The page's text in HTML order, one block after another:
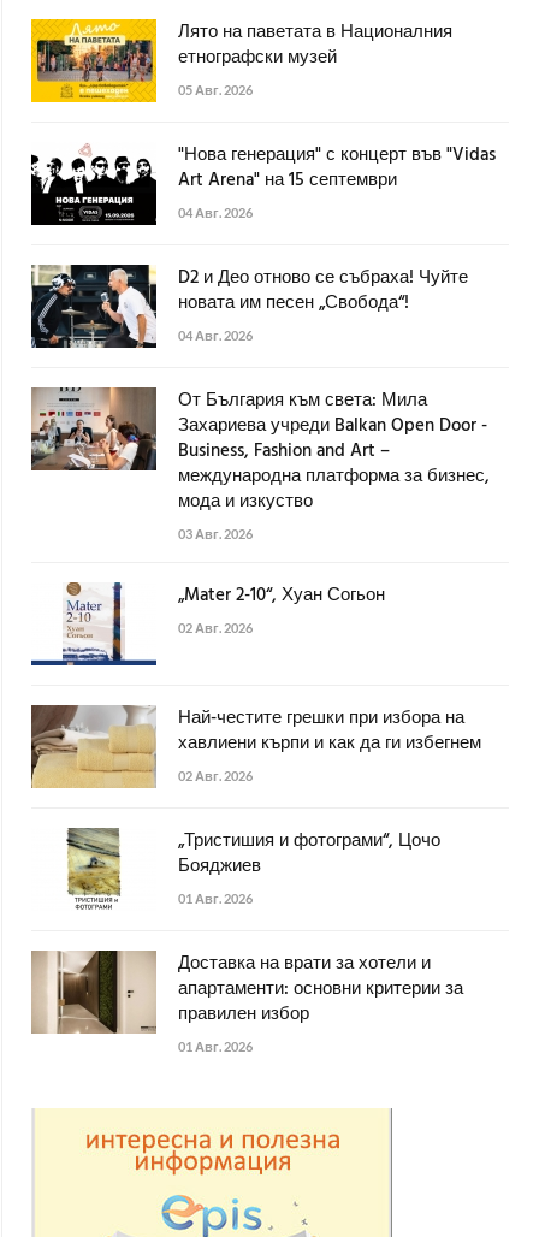
Лято на паветата в Националния
етнографски музей
05 Авг. 2026
"Нова генерация" с концерт във "Vidas
Art Arena" на 15 септември
04 Авг. 2026
D2 и Део отново се събраха! Чуйте
новата им песен „Свобода“!
04 Авг. 2026
От България към света: Мила
Захариева учреди Balkan Open Door -
Business, Fashion and Art –
международна платформа за бизнес,
мода и изкуство
03 Авг. 2026
„Mater 2-10“, Хуан Согьон
02 Авг. 2026
Най-честите грешки при избора на
хавлиени кърпи и как да ги избегнем
02 Авг. 2026
„Тристишия и фотограми“, Цочо
Бояджиев
01 Авг. 2026
Доставка на врати за хотели и
апартаменти: основни критерии за
правилен избор
01 Авг. 2026